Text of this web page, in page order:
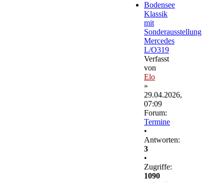
Bodensee
Klassik
mit
Sonderausstellung
Mercedes
L/O319
Verfasst
von
Elo
»
29.04.2026,
07:09
Forum:
Termine
•
Antworten:
3
•
Zugriffe:
1090